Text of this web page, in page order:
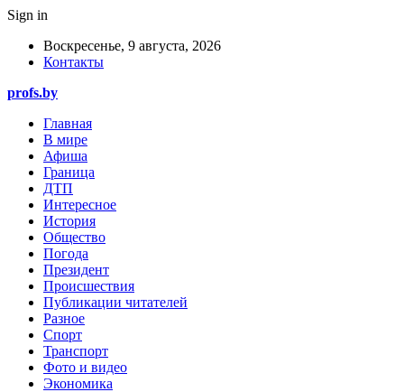
Sign in
Воскресенье, 9 августа, 2026
Контакты
profs.by
Главная
В мире
Афиша
Граница
ДТП
Интересное
История
Общество
Погода
Президент
Происшествия
Публикации читателей
Разное
Спорт
Транспорт
Фото и видео
Экономика